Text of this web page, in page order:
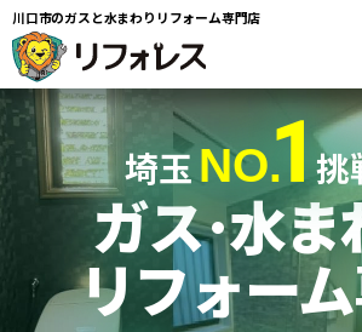
川口市のガスと水まわりリフォーム専門店
埼玉 NO.1挑
ガス･水ま
リフォー